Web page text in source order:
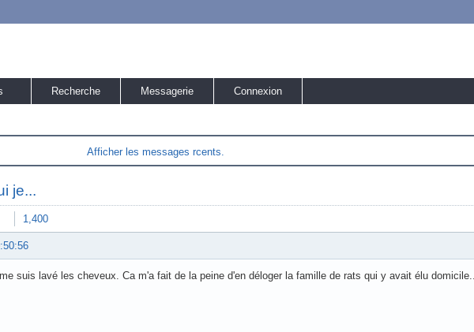
Recherche Messagerie Connexion
Afficher les messages rcents.
je...
1,400
suis lavé les cheveux. Ca m'a fait de la peine d'en déloger la famille de rats qui y avait élu domicile...